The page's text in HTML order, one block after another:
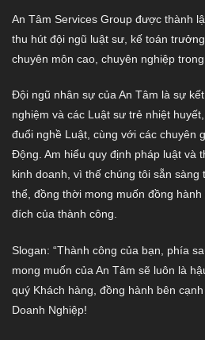
An Tâm Services Group được thành
thu hút đội ngũ luật sư, kế toán
chuyên môn cao, chuyên nghiệp
Đội ngũ nhân sự của An Tâm là sự
nghiệm và các Luật sư trẻ nhiệt
đuổi nghề Luật, cùng với các chuyên
Động. Am hiểu quy định pháp luật và
kinh doanh, vì thế chúng tôi sẵn sàng
thể, đồng thời mong muốn đồng
đích của thành công.
Slogan: “Thành công của bạn, phía
mong muốn của An Tâm sẽ luôn là
quý Khách hàng, đồng hành bên
Doanh Nghiệp!